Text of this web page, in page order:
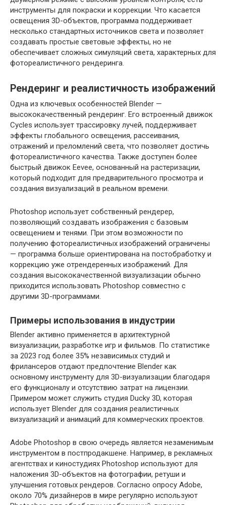
инструменты для покраски и коррекции. Что касается
освещения 3D-объектов, программа поддерживает
несколько стандартных источников света и позволяет
создавать простые световые эффекты, но не
обеспечивает сложных симуляций света, характерных для
фотореалистичного рендеринга.
Рендеринг и реалистичность изображений
Одна из ключевых особенностей Blender —
высококачественный рендеринг. Его встроенный движок
Cycles использует трассировку лучей, поддерживает
эффекты глобального освещения, рассеивания,
отражений и преломлений света, что позволяет достичь
фотореалистичного качества. Также доступен более
быстрый движок Eevee, основанный на растеризации,
который подходит для предварительного просмотра и
создания визуализаций в реальном времени.
Photoshop использует собственный рендерер,
позволяющий создавать изображения с базовым
освещением и тенями. При этом возможности по
получению фотореалистичных изображений ограничены
— программа больше ориентирована на постобработку и
коррекцию уже отрендеренных изображений. Для
создания высококачественной визуализации обычно
приходится использовать Photoshop совместно с
другими 3D-программами.
Примеры использования в индустрии
Blender активно применяется в архитектурной
визуализации, разработке игр и фильмов. По статистике
за 2023 год более 35% независимых студий и
фрилансеров отдают предпочтение Blender как
основному инструменту для 3D-визуализации благодаря
его функционалу и отсутствию затрат на лицензии.
Примером может служить студия Ducky 3D, которая
использует Blender для создания реалистичных
визуализаций и анимаций для коммерческих проектов.
Adobe Photoshop в свою очередь является незаменимым
инструментом в постпродакшене. Например, в рекламных
агентствах и киностудиях Photoshop используют для
наложения 3D-объектов на фотографии, ретуши и
улучшения готовых рендеров. Согласно опросу Adobe,
около 70% дизайнеров в мире регулярно используют